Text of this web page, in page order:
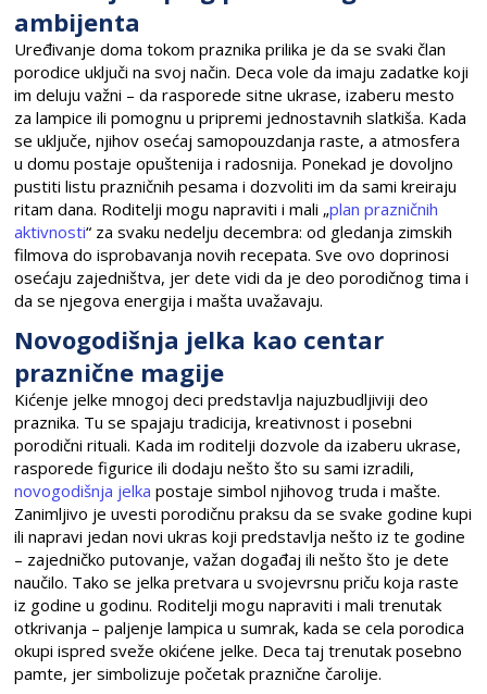
ambijenta
Uređivanje doma tokom praznika prilika je da se svaki član
porodice uključi na svoj način. Deca vole da imaju zadatke koji
im deluju važni – da rasporede sitne ukrase, izaberu mesto
za lampice ili pomognu u pripremi jednostavnih slatkiša. Kada
se uključe, njihov osećaj samopouzdanja raste, a atmosfera
u domu postaje opuštenija i radosnija. Ponekad je dovoljno
pustiti listu prazničnih pesama i dozvoliti im da sami kreiraju
ritam dana. Roditelji mogu napraviti i mali „plan prazničnih
aktivnosti“ za svaku nedelju decembra: od gledanja zimskih
filmova do isprobavanja novih recepata. Sve ovo doprinosi
osećaju zajedništva, jer dete vidi da je deo porodičnog tima i
da se njegova energija i mašta uvažavaju.
Novogodišnja jelka kao centar
praznične magije
Kićenje jelke mnogoj deci predstavlja najuzbudljiviji deo
praznika. Tu se spajaju tradicija, kreativnost i posebni
porodični rituali. Kada im roditelji dozvole da izaberu ukrase,
rasporede figurice ili dodaju nešto što su sami izradili,
novogodišnja jelka postaje simbol njihovog truda i mašte.
Zanimljivo je uvesti porodičnu praksu da se svake godine kupi
ili napravi jedan novi ukras koji predstavlja nešto iz te godine
– zajedničko putovanje, važan događaj ili nešto što je dete
naučilo. Tako se jelka pretvara u svojevrsnu priču koja raste
iz godine u godinu. Roditelji mogu napraviti i mali trenutak
otkrivanja – paljenje lampica u sumrak, kada se cela porodica
okupi ispred sveže okićene jelke. Deca taj trenutak posebno
pamte, jer simbolizuje početak praznične čarolije.